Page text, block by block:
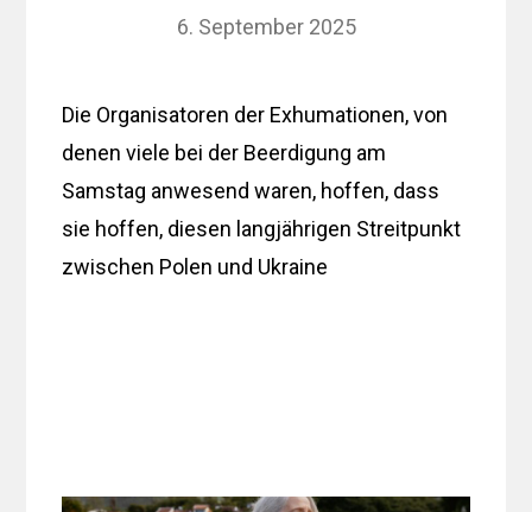
6. September 2025
Die Organisatoren der Exhumationen, von
denen viele bei der Beerdigung am
Samstag anwesend waren, hoffen, dass
sie hoffen, diesen langjährigen Streitpunkt
zwischen Polen und Ukraine